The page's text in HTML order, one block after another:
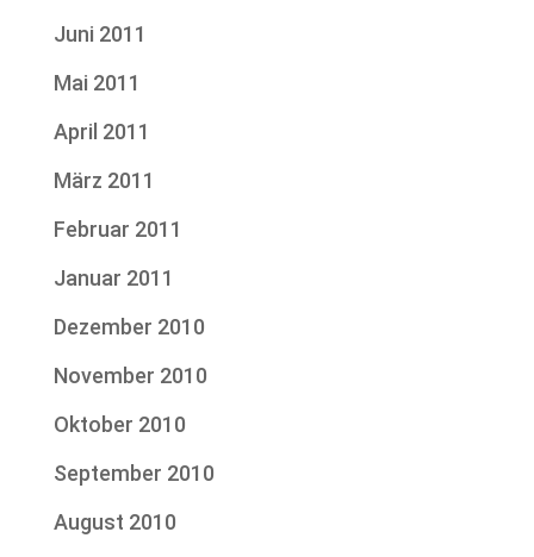
Juni 2011
Mai 2011
April 2011
März 2011
Februar 2011
Januar 2011
Dezember 2010
November 2010
Oktober 2010
September 2010
August 2010